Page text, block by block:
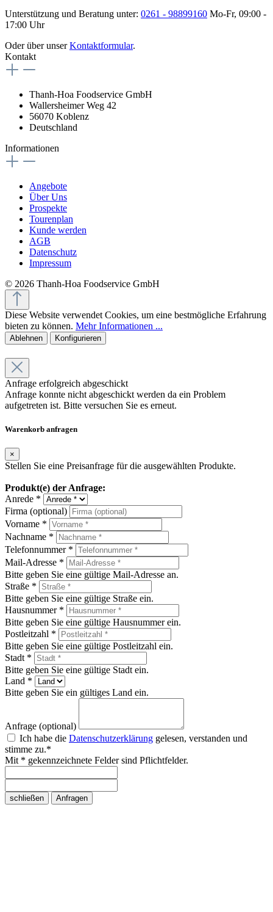
Unterstützung und Beratung unter: 0261 - 98899160 Mo-Fr, 09:00 -
17:00 Uhr
Oder über unserKontaktformular.
Kontakt
Thanh-Hoa Foodservice GmbH
Wallersheimer Weg 42
56070 Koblenz
Deutschland
Informationen
Angebote
Über Uns
Prospekte
Tourenplan
Kunde werden
AGB
Datenschutz
Impressum
© 2026 Thanh-Hoa Foodservice GmbH
Diese Website verwendet Cookies, um eine bestmögliche Erfahrung
bieten zu können. Mehr Informationen ...
Ablehnen Konfigurieren
Anfrage erfolgreich abgeschickt
Anfrage konnte nicht abgeschickt werden da ein Problem
aufgetreten ist. Bitte versuchen Sie es erneut.
Warenkorb anfragen
×
Stellen Sie eine Preisanfrage für die ausgewählten Produkte.
Produkt(e) der Anfrage:
Anrede *
Firma (optional)
Vorname *
Nachname *
Telefonnummer *
Mail-Adresse *
Bitte geben Sie eine gültige Mail-Adresse an.
Straße *
Bitte geben Sie eine gültige Straße ein.
Hausnummer *
Bitte geben Sie eine gültige Hausnummer ein.
Postleitzahl *
Bitte geben Sie eine gültige Postleitzahl ein.
Stadt *
Bitte geben Sie eine gültige Stadt ein.
Land *
Bitte geben Sie ein gültiges Land ein.
Anfrage (optional)
Ich habe die Datenschutzerklärung gelesen, verstanden und
stimme zu.*
Mit * gekennzeichnete Felder sind Pflichtfelder.
schließen Anfragen